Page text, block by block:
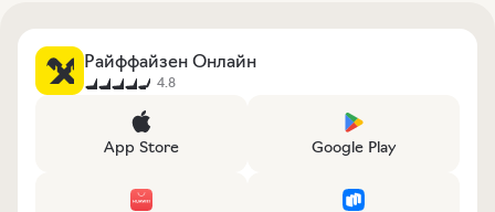
Райффайзен Онлайн
4.8
App Store Google Play